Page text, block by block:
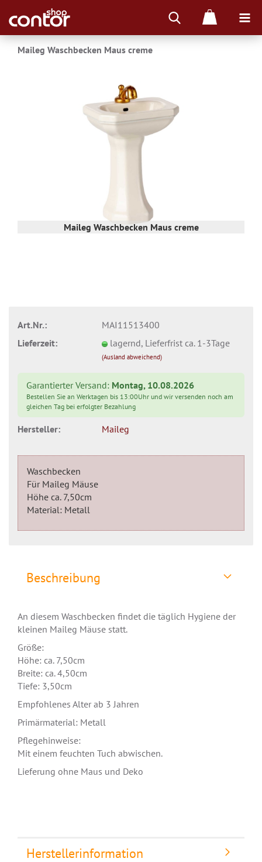
Maileg Waschbecken Maus creme
Maileg Waschbecken Maus creme
Art.Nr.:
MAI11513400
Lieferzeit:
lagernd, Lieferfrist ca. 1-3Tage
(Ausland abweichend)
Garantierter Versand: Montag, 10.08.2026
Bestellen Sie an Werktagen bis 13:00Uhr und wir versenden noch am
gleichen Tag bei erfolgter Bezahlung
Hersteller: Maileg
Waschbecken
Für Maileg Mäuse
Höhe ca. 7,50cm
Material: Metall
Beschreibung
An diesem Waschbecken findet die täglich Hygiene der
kleinen Maileg Mäuse statt.
Größe:
Höhe: ca. 7,50cm
Breite: ca. 4,50cm
Tiefe: 3,50cm
Empfohlenes Alter ab 3 Jahren
Primärmaterial: Metall
Pflegehinweise:
Mit einem feuchten Tuch abwischen.
Lieferung ohne Maus und Deko
Herstellerinformation